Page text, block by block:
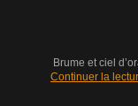
Brume et ciel
Continuer la